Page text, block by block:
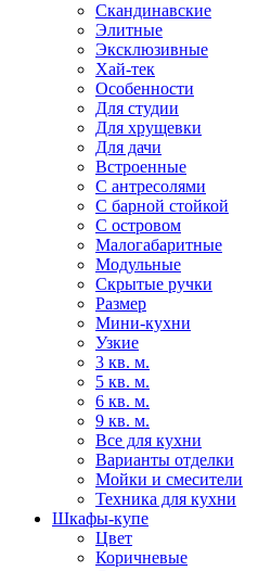
Скандинавские
Элитные
Эксклюзивные
Хай-тек
Особенности
Для студии
Для хрущевки
Для дачи
Встроенные
С антресолями
С барной стойкой
С островом
Малогабаритные
Модульные
Скрытые ручки
Размер
Мини-кухни
Узкие
3 кв. м.
5 кв. м.
6 кв. м.
9 кв. м.
Все для кухни
Варианты отделки
Мойки и смесители
Техника для кухни
Шкафы-купе
Цвет
Коричневые